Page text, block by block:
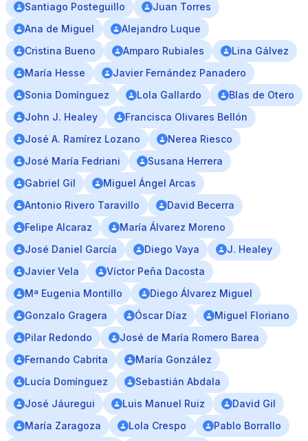
Santiago Posteguillo
Juan Torres
Ana de Miguel
Alejandro Luque
Cristina Bueno
Amparo Rubiales
Lina Gálvez
María Hesse
Javier Fernández Panadero
Sonia Domínguez
Lola Gallardo
Blas de Otero
John J. Healey
Francisca Olivares Bellón
José A. Ramírez Lozano
Nerea Riesco
José María Fedriani
Susana Herrera
Gabriel Gil
Miguel Ángel Arcas
Antonio Rivero Taravillo
David Becerra
Felipe Alcaraz
María Álvarez Moreno
José Daniel García
Diego Vaya
J. Healey
Javier Vela
Víctor Peña Dacosta
Mª Eugenia Montillo
Diego Álvarez Miguel
Gonzalo Gragera
Óscar Díaz
Miguel Floriano
Pilar Redondo
José de María Romero Barea
Fernando Cabrita
María González
Lucía Domínguez
Sebastián Abdala
José Jáuregui
Luis Manuel Ruiz
David Gil
María Zaragoza
Lola Crespo
Pablo Borrallo